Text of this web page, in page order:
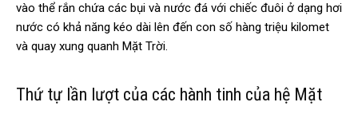
vào thể rắn chứa các bụi và nước đá với chiếc đuôi ở dạng hơi
nước có khả năng kéo dài lên đến con số hàng triệu kilomet
và quay xung quanh Mặt Trời.
Thứ tự lần lượt của các hành tinh của hệ Mặt